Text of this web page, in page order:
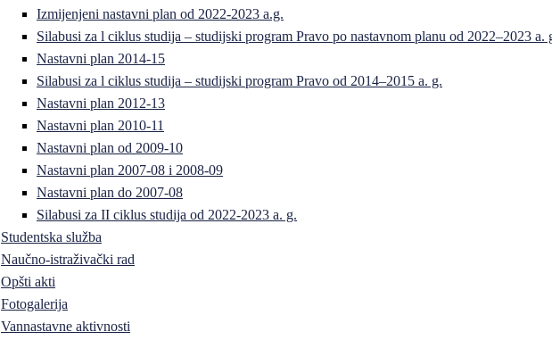
Izmijenjeni nastavni plan od 2022-2023 a.g.
Silabusi za l ciklus studija – studijski program Pravo po nastavnom planu od 2022–2023 a.
Nastavni plan 2014-15
Silabusi za l ciklus studija – studijski program Pravo od 2014–2015 a. g.
Nastavni plan 2012-13
Nastavni plan 2010-11
Nastavni plan od 2009-10
Nastavni plan 2007-08 i 2008-09
Nastavni plan do 2007-08
Silabusi za II ciklus studija od 2022-2023 a. g.
Studentska služba
Naučno-istraživački rad
Opšti akti
Fotogalerija
Vannastavne aktivnosti